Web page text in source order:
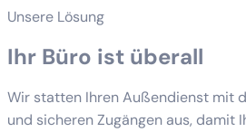
Unsere Lösung
Ihr Büro ist überall
Wir statten Ihren Außendienst mit
und sicheren Zugängen aus, damit